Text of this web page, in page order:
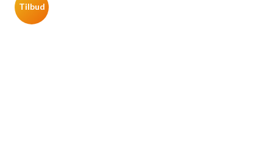
Tilbud